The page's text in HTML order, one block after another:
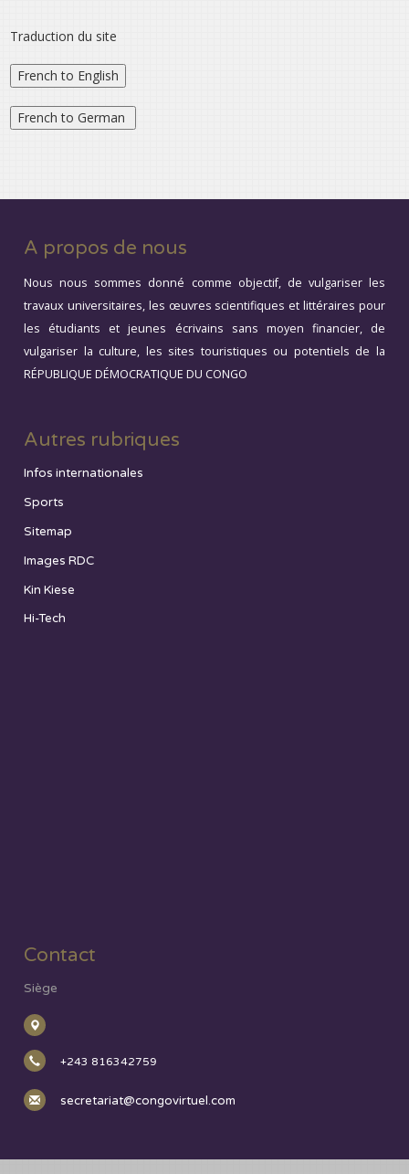
Traduction du site
A propos de nous
Nous nous sommes donné comme objectif, de vulgariser les
travaux universitaires, les œuvres scientifiques et littéraires pour
les étudiants et jeunes écrivains sans moyen financier, de
vulgariser la culture, les sites touristiques ou potentiels de la
RÉPUBLIQUE DÉMOCRATIQUE DU CONGO
Autres rubriques
Infos internationales
Sports
Sitemap
Images RDC
Kin Kiese
Hi-Tech
Contact
Siège
+243 816342759
secretariat@congovirtuel.com